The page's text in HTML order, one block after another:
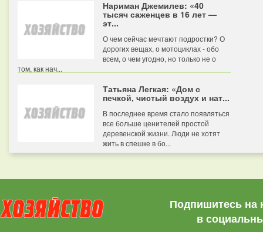
Нариман Джемилев: «40
тысяч саженцев в 16 лет —
эт...
О чем сейчас мечтают подростки? О
дорогих вещах, о мотоциклах - обо
всем, о чем угодно, но только не о
том, как нач...
Татьяна Легкая: «Дом с
печкой, чистый воздух и нат...
В последнее время стало появляться
все больше ценителей простой
деревенской жизни. Люди не хотят
жить в спешке в бо...
Подпишитесь на
в